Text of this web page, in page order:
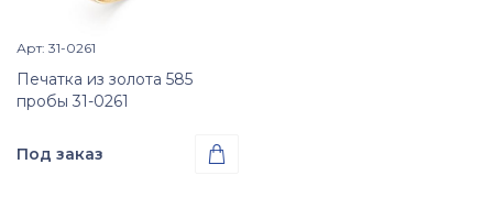
 Просмотр изделия
Арт: 31-0261
Печатка из золота 585
пробы 31-0261
Под заказ 